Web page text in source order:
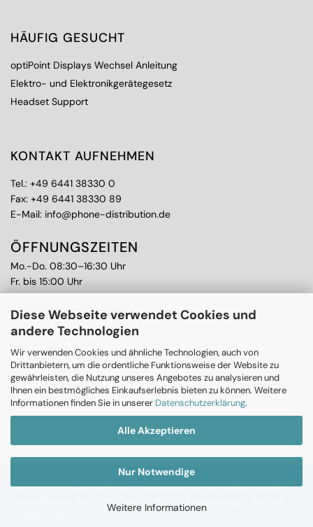
Diese Webseite verwendet Cookies und
andere Technologien
Wir verwenden Cookies und ähnliche Technologien, auch von
Drittanbietern, um die ordentliche Funktionsweise der Website zu
gewährleisten, die Nutzung unseres Angebotes zu analysieren und
Ihnen ein bestmögliches Einkaufserlebnis bieten zu können. Weitere
Informationen finden Sie in unserer Datenschutzerklärung.
Alle Akzeptieren
Nur Notwendige
Weitere Informationen
HÄUFIG GESUCHT
optiPoint Displays Wechsel Anleitung
Elektro- und Elektronikgerätegesetz
Headset Support
KONTAKT AUFNEHMEN
Tel.: +49 6441 38330 0
Fax: +49 6441 38330 89
E-Mail: info@phone-distribution.de
ÖFFNUNGSZEITEN
Mo.-Do. 08:30–16:30 Uhr
Fr. bis 15:00 Uhr
WEITERE THEMEN
Ankauf
CPS Garantie
RMA
Copyright © 2026 CPS Communication Partner Sales GmbH |